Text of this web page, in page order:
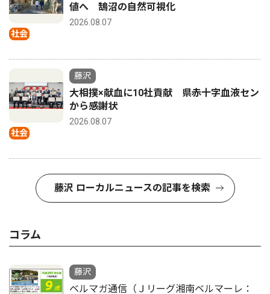
社会
値へ 鵠沼の自然可視化
2026.08.07
社会
藤沢
大相撲×献血に10社貢献 県赤十字血液セン
から感謝状
2026.08.07
藤沢 ローカルニュースの記事を検索
コラム
藤沢
ベルマガ通信（Ｊリーグ湘南ベルマーレ：